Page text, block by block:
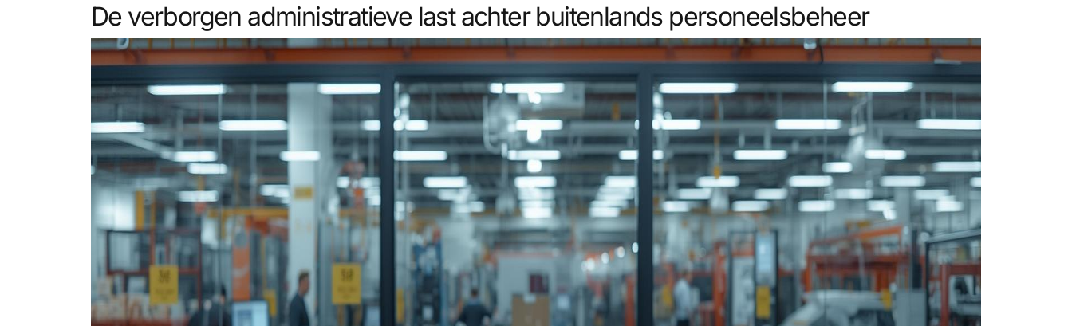
De verborgen administratieve last achter buitenlands personeelsbeheer